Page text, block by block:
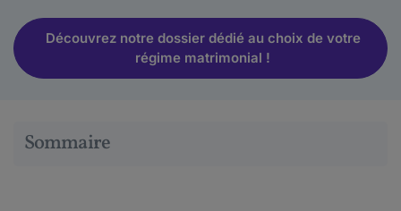
Découvrez notre dossier dédié au choix de votre
régime matrimonial !
Sommaire